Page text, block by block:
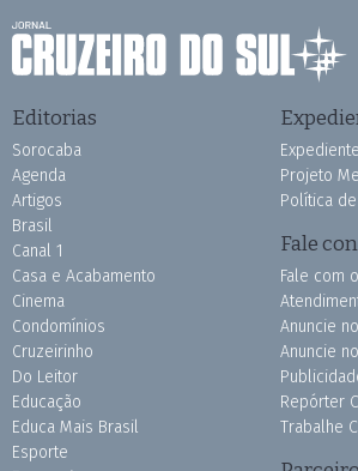
Editorias
Sorocaba
Agenda
Artigos
Brasil
Canal 1
Casa e Acabamento
Cinema
Condomínios
Cruzeirinho
Do Leitor
Educação
Educa Mais Brasil
Esporte
Expediente
Projeto
Política
Fale
Fale com
Anuncie
Anuncie
Repórter
Trabalhe